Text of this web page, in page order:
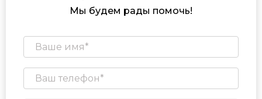
Мы будем рады помочь!